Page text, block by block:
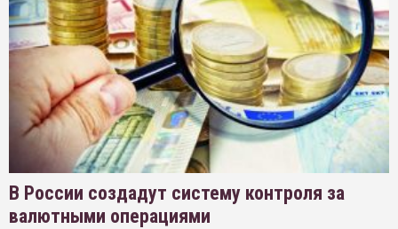
В России создадут систему контроля за
валютными операциями